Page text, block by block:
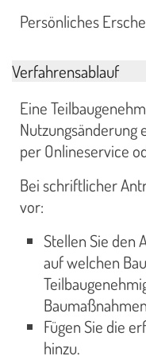
Persönliches
Verfahrensablauf
Eine
Nutzungsänderung
per Onlineservice
Bei schriftlicher
vor:
Stellen Sie den
auf welchen
Fügen Sie die
hinzu.